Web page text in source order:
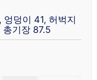
엉덩이 41, 허벅지
기장 87.5